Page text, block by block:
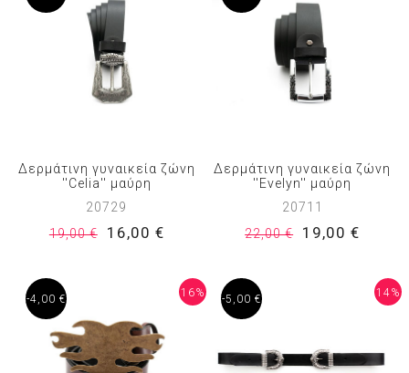
Δερμάτινη γυναικεία ζώνη
''Celia'' μαύρη
20729
19,00 €
16,00 €
Δερμάτινη γυναικεία ζώνη
''Evelyn'' μαύρη
20711
22,00 €
19,00 €
16%
-4,00 € 14%
-5,00 €